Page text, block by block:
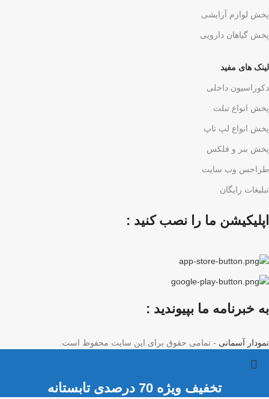
پخش لوازم آرایشی
پخش گیاهان دارویی
لینک های مفید
دکوراسیون داخلی
پخش انواع تبلت
پخش انواع لپ تاپ
پخش بنر و فلکس
طراحس وب سایت
تبلیغات رایگان
اپلیکیشن ما را نصب کنید :
به خبرنامه ما بپیوندید :
نمودار آسمانی - تمامی حقوق برای این سایت محفوظ است.
تخفیف ویژه 70 درصدی تابستانه